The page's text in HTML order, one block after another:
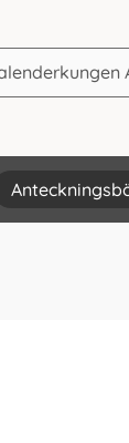
Vi